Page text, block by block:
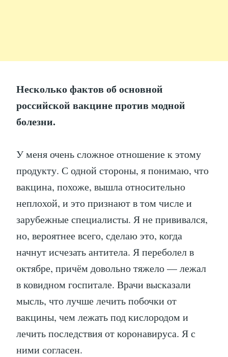
Несколько фактов об основной
российской вакцине против модной
болезни.
У меня очень сложное отношение к этому
продукту. С одной стороны, я понимаю, что
вакцина, похоже, вышла относительно
неплохой, и это признают в том числе и
зарубежные специалисты. Я не прививался,
но, вероятнее всего, сделаю это, когда
начнут исчезать антитела. Я переболел в
октябре, причём довольно тяжело — лежал
в ковидном госпитале. Врачи высказали
мысль, что лучше лечить побочки от
вакцины, чем лежать под кислородом и
лечить последствия от коронавируса. Я с
ними согласен.